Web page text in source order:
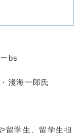
淺海一郎氏
留学生、留学生担